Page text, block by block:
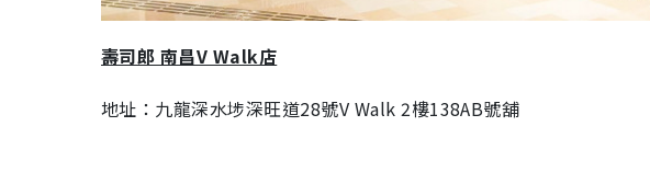
壽司郎 南昌V Walk店
地址：九龍深水埗深旺道28號V Walk 2樓138AB號舖